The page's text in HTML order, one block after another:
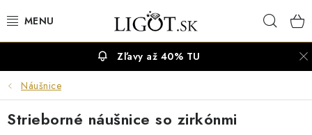
na
Zľavy až 40% TU
Náušnice
Strieborné náušnice so zirkónmi